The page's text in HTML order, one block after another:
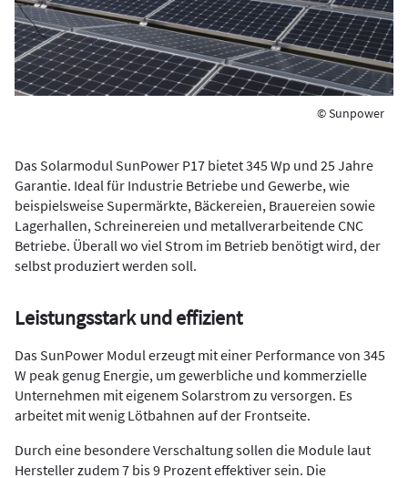
© Sunpower
Das Solarmodul SunPower P17 bietet 345 Wp und 25 Jahre
Garantie. Ideal für Industrie Betriebe und Gewerbe, wie
beispielsweise Supermärkte, Bäckereien, Brauereien sowie
Lagerhallen, Schreinereien und metallverarbeitende CNC
Betriebe. Überall wo viel Strom im Betrieb benötigt wird, der
selbst produziert werden soll.
Leistungsstark und effizient
Das SunPower Modul erzeugt mit einer Performance von 345
W peak genug Energie, um gewerbliche und kommerzielle
Unternehmen mit eigenem Solarstrom zu versorgen. Es
arbeitet mit wenig Lötbahnen auf der Frontseite.
Durch eine besondere Verschaltung sollen die Module laut
Hersteller zudem 7 bis 9 Prozent effektiver sein. Die